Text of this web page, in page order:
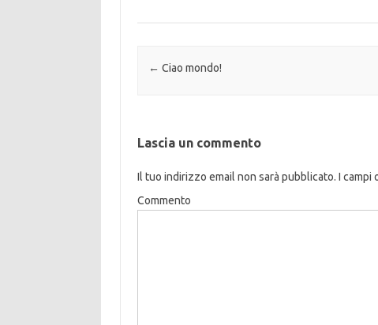
Navigazione articolo
← Ciao mondo!
Lascia un commento
Il tuo indirizzo email non sarà pubblicato. I campi
Commento